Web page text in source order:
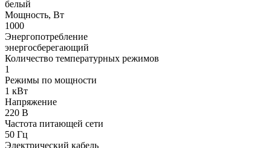
белый
Мощность, Вт
1000
Энергопотребление
энергосберегающий
Количество температурных режимов
1
Режимы по мощности
1 кВт
Напряжение
220 В
Частота питающей сети
50 Гц
Электрический кабель